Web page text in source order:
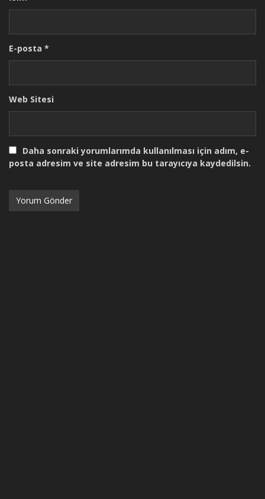
E-posta *
Web Sitesi
Daha sonraki yorumlarımda kullanılması için adım, e-
posta adresim ve site adresim bu tarayıcıya kaydedilsin.